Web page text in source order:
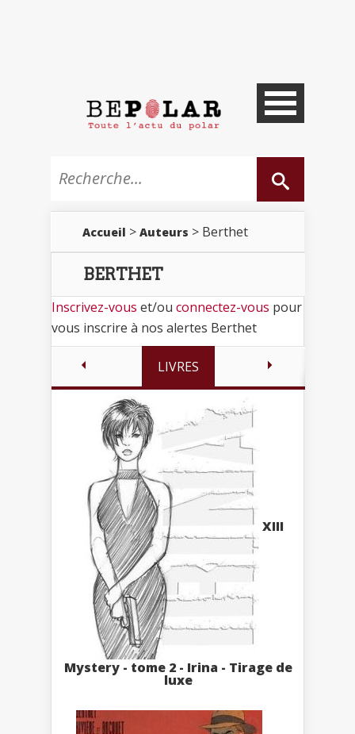
Accueil > Auteurs > Berthet
BERTHET
Inscrivez-vous et/ou connectez-vous pour
vous inscrire à nos alertes Berthet
LIVRES
XIII
Mystery - tome 2 - Irina - Tirage de
luxe